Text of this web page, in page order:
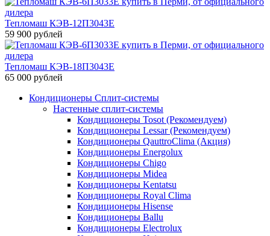
Тепломаш КЭВ-12П3043Е
59 900 рублей
Тепломаш КЭВ-18П3043Е
65 000 рублей
Кондиционеры Сплит-системы
Настенные сплит-системы
Кондиционеры Tosot (Рекомендуем)
Кондиционеры Lessar (Рекомендуем)
Кондиционеры QauttroClima (Акция)
Кондиционеры Energolux
Кондиционеры Chigo
Кондиционеры Midea
Кондиционеры Kentatsu
Кондиционеры Royal Clima
Кондиционеры Hisense
Кондиционеры Ballu
Кондиционеры Electrolux